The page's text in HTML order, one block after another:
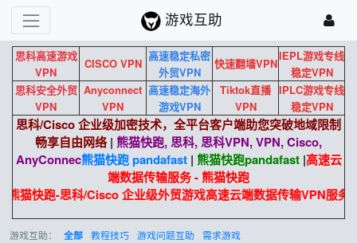
游戏互助
思科高速游戏
VPN
CISCO VPN
高速稳定私密
外贸VPN
快速翻墙VPN
IEPL游戏专线
稳定VPN
思科安全外贸
VPN
Anyconnect
VPN
高速稳定海外
游戏VPN
Tiktok直播
VPN
IPLC游戏专线
稳定VPN
思科/Cisco 企业级加密技术，全平台客户端助您突破地域限制
畅享自由网络 | 熊猫快跑, 思科, 思科VPN, VPN, Cisco,
AnyConnec熊猫快跑 pandafast| 熊猫快跑pandafast|高速云
端数据传输服务 - 熊猫快跑
熊猫快跑-思科/Cisco 企业级外贸游戏高速云端数据传输VPN服务
游戏互助： 全部 教程技巧 游戏问题互助 需求游戏